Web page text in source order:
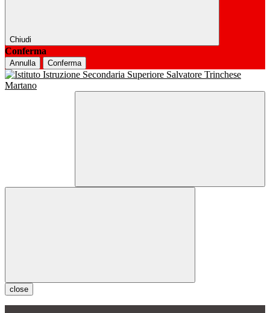
Chiudi
Conferma
Annulla Conferma
close